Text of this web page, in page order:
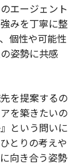
エージェント
みを丁寧に整
個性や可能性
姿勢に共感
を提案するの
を築きたいの
という問いに
とりの考えや
向き合う姿勢